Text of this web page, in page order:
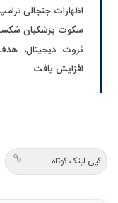
اظهارات جنجالی ترامپ
سکوت پزشکیان شکست؛
ثروت دیجیتال،
افزایش یافت
کپی لینک کوتاه